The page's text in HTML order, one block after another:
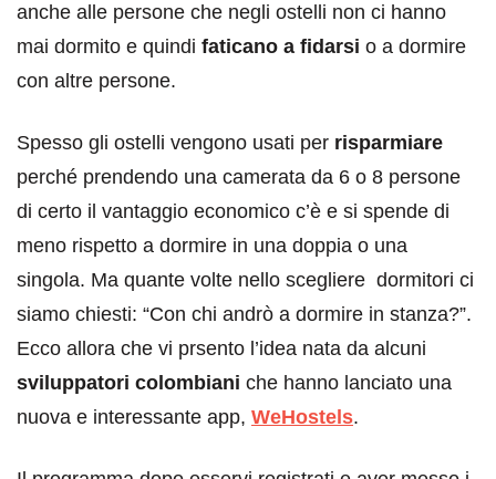
anche alle persone che negli ostelli non ci hanno
mai dormito e quindi faticano a fidarsi o a dormire
con altre persone.
Spesso gli ostelli vengono usati per risparmiare
perché prendendo una camerata da 6 o 8 persone
di certo il vantaggio economico c’è e si spende di
meno rispetto a dormire in una doppia o una
singola. Ma quante volte nello scegliere dormitori ci
siamo chiesti: “Con chi andrò a dormire in stanza?”.
Ecco allora che vi prsento l’idea nata da alcuni
sviluppatori colombiani che hanno lanciato una
nuova e interessante app, WeHostels.